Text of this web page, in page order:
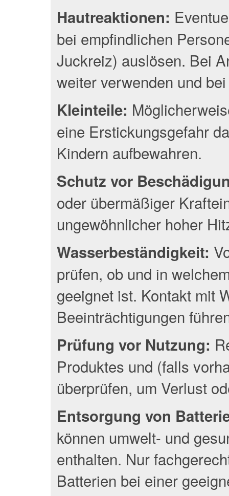
Hautreaktionen:
bei empfindlichen
Juckreiz) auslösen. Bei
weiter verwenden und
Kleinteile:
eine Erstickungsgefahr
Kindern aufbewahren.
Schutz vor
oder übermäßiger
ungewöhnlicher hoher
Wasserbeständigkeit:
prüfen, ob und in
geeignet ist. Kontakt mit
Beeinträchtigungen
Prüfung vor Nutzung:
Produktes und (falls
überprüfen, um Verlust
Entsorgung von
können umwelt- und
enthalten. Nur
Batterien bei einer